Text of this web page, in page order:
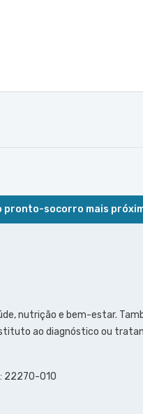
pronto-socorro mais
nutrição e bem-estar.
ao diagnóstico ou
22270-010